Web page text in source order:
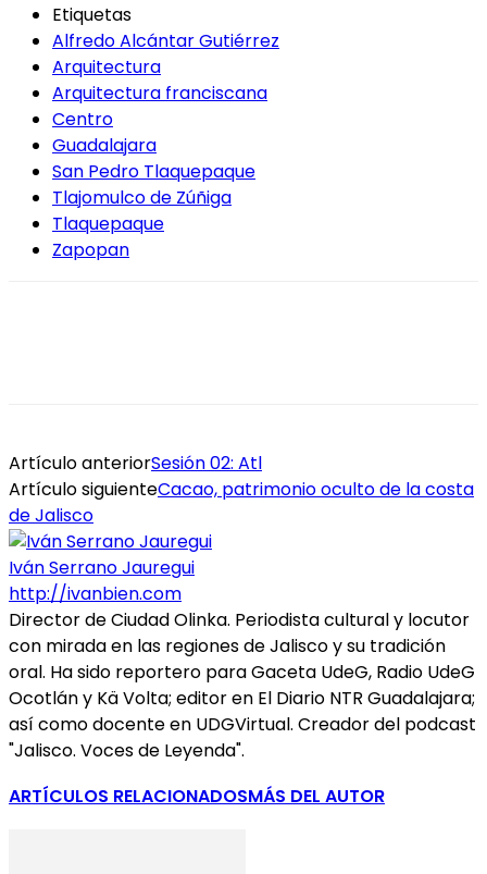
Etiquetas
Alfredo Alcántar Gutiérrez
Arquitectura
Arquitectura franciscana
Centro
Guadalajara
San Pedro Tlaquepaque
Tlajomulco de Zúñiga
Tlaquepaque
Zapopan
Artículo anteriorSesión 02: Atl
Artículo siguienteCacao, patrimonio oculto de la costa
de Jalisco
Iván Serrano Jauregui
http://ivanbien.com
Director de Ciudad Olinka. Periodista cultural y locutor
con mirada en las regiones de Jalisco y su tradición
oral. Ha sido reportero para Gaceta UdeG, Radio UdeG
Ocotlán y Kä Volta; editor en El Diario NTR Guadalajara;
así como docente en UDGVirtual. Creador del podcast
"Jalisco. Voces de Leyenda".
ARTÍCULOS RELACIONADOSMÁS DEL AUTOR